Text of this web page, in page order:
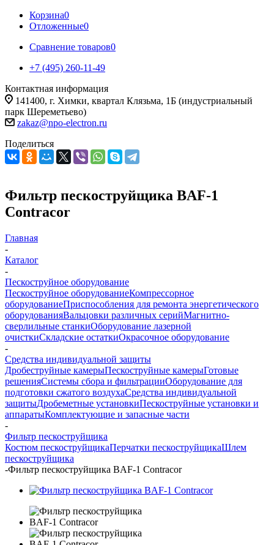
Корзина0
Отложенные0
Сравнение товаров0
+7 (495) 260-11-49
Контактная информация
141400, г. Химки, квартал Клязьма, 1Б (индустриальный
парк Шереметьево)
zakaz@npo-electron.ru
Поделиться
Фильтр пескоструйщика BAF-1
Contracor
Главная
-
Каталог
-
Пескоструйное оборудование
Пескоструйное оборудованиеКомпрессорное
оборудованиеПриспособления для ремонта энергетического
оборудованияВальцовки различных серийМагнитно-
сверлильные станкиОборудование лазерной
очисткиСкладские остаткиОкрасочное оборудование
-
Средства индивидуальной защиты
Дробеструйные камерыПескоструйные камерыГотовые
решенияСистемы сбора и фильтрацииОборудование для
подготовки сжатого воздухаСредства индивидуальной
защитыДробеметные установкиПескоструйные установки и
аппаратыКомплектующие и запасные части
-
Фильтр пескоструйщика
Костюм пескоструйщикаПерчатки пескоструйщикаШлем
пескоструйщика
-Фильтр пескоструйщика BAF-1 Contracor